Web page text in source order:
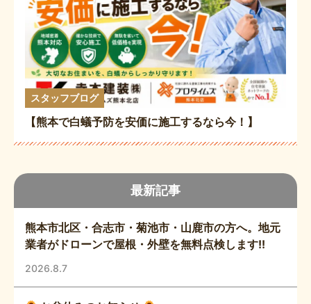
最新記事
熊本市北区・合志市・菊池市・山鹿市の方へ。地元
業者がドローンで屋根・外壁を無料点検します!!
2026.8.7
スタッフブログ
【熊本で白蟻予防を安価に施工するなら今！】